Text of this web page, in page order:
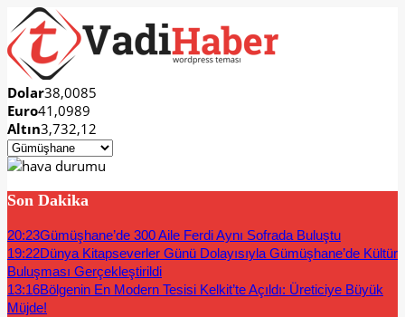
Dolar38,0085
Euro41,0989
Altın3,732,12
Son Dakika
20:23Gümüşhane’de 300 Aile Ferdi Aynı Sofrada Buluştu
19:22Dünya Kitapseverler Günü Dolayısıyla Gümüşhane’de Kültür
Buluşması Gerçekleştirildi
13:16Bölgenin En Modern Tesisi Kelkit’te Açıldı: Üreticiye Büyük
Müjde!